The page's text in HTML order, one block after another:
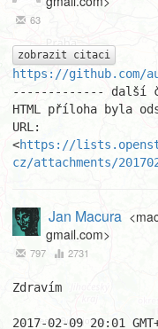
63
zobrazit citaci
https://github.com/
------------- další
HTML příloha byla
URL:
<https://
cz/attachments/
Jan Macura
gmail.com>
797 2731
Zdravím
2017-02-09 20:01